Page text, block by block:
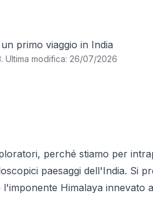
primo viaggio in India
. Ultima modifica: 26/07/2026
perché stiamo per
paesaggi dell'India. Si
Himalaya innevato